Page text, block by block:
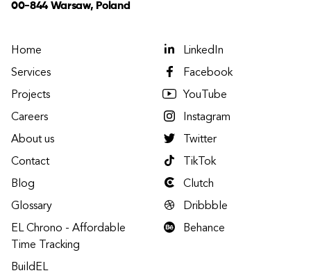
00-844 Warsaw, Poland
Home
Services
Projects
Careers
About us
Contact
Blog
Glossary
EL Chrono - Affordable
Time Tracking
BuildEL
LinkedIn
Facebook
YouTube
Instagram
Twitter
TikTok
Clutch
Dribbble
Behance